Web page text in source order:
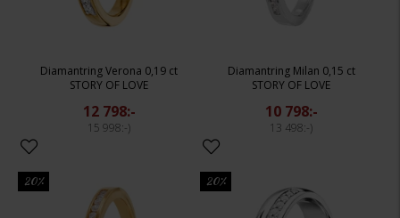
Diamantring Verona 0,19 ct
STORY OF LOVE
12 798:-
15 998:-
Diamantring Milan 0,15 ct
STORY OF LOVE
10 798:-
13 498:-
20% 20%